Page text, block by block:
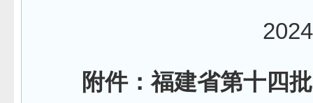
2024
附件：福建省第十四批